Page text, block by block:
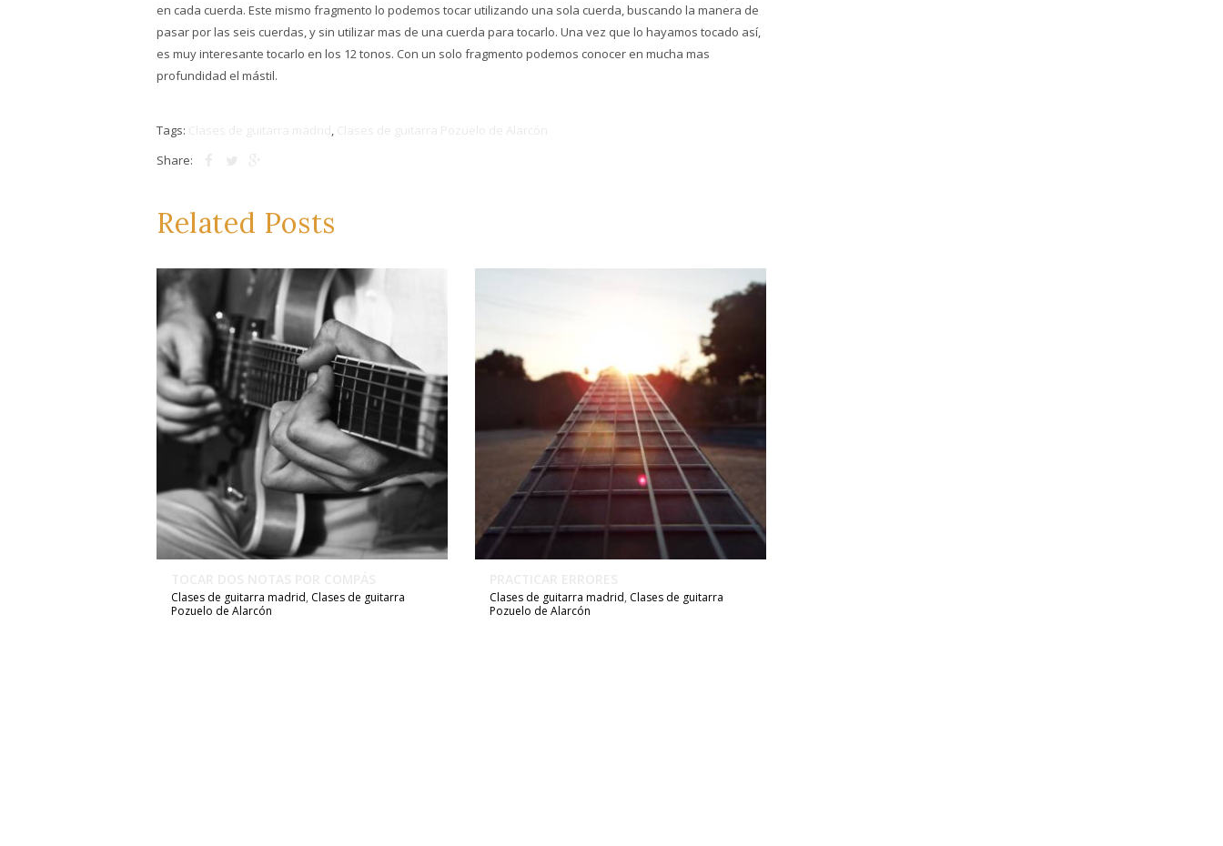
en cada cuerda. Este mismo fragmento lo podemos tocar utilizando una sola cuerda, buscando la manera de
pasar por las seis cuerdas, y sin utilizar mas de una cuerda para tocarlo. Una vez que lo hayamos tocado así,
es muy interesante tocarlo en los 12 tonos. Con un solo fragmento podemos conocer en mucha mas
profundidad el mástil.
Tags: ,
Share:
Related Posts
Clases de guitarra madrid, Clases de guitarra
Pozuelo de Alarcón
Clases de guitarra madrid, Clases de guitarra
Pozuelo de Alarcón